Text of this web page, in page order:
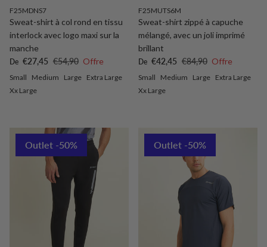
F25MDNS7
Sweat-shirt à col rond en tissu
interlock avec logo maxi sur la
manche
Prix soldé
De €27,45 Prix habituel
€54,90 Offre
Small Medium Large Extra Large
Xx Large
F25MUTS6M
Sweat-shirt zippé à capuche
mélangé, avec un joli imprimé
brillant
Prix soldé
De €42,45 Prix habituel
€84,90 Offre
Small Medium Large Extra Large
Xx Large
Outlet -50% Outlet -50%